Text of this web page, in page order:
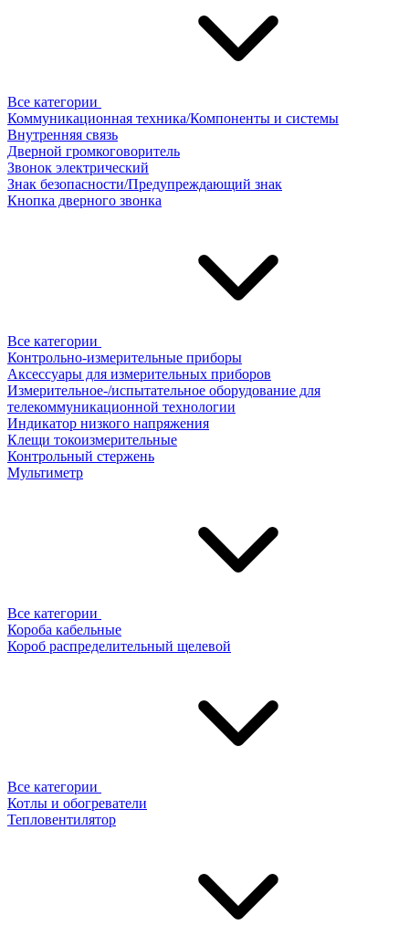
Все категории
Коммуникационная техника/Компоненты и системы
Внутренняя связь
Дверной громкоговоритель
Звонок электрический
Знак безопасности/Предупреждающий знак
Кнопка дверного звонка
Все категории
Контрольно-измерительные приборы
Аксессуары для измерительных приборов
Измерительное-/испытательное оборудование для
телекоммуникационной технологии
Индикатор низкого напряжения
Клещи токоизмерительные
Контрольный стержень
Мультиметр
Все категории
Короба кабельные
Короб распределительный щелевой
Все категории
Котлы и обогреватели
Тепловентилятор